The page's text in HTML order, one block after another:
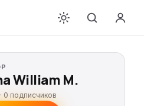
William M.
0 подписчиков